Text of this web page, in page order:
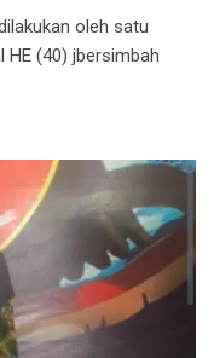
oleh satu
(40) jbersimbah